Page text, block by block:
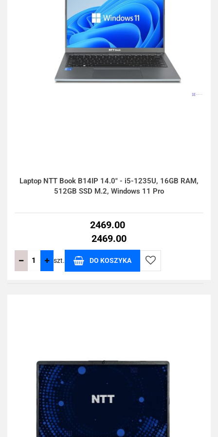
Laptop NTT Book B14IP 14.0" - i5-1235U, 16GB RAM,
512GB SSD M.2, Windows 11 Pro
2469.00
2469.00
szt. DO KOSZYKA
Do